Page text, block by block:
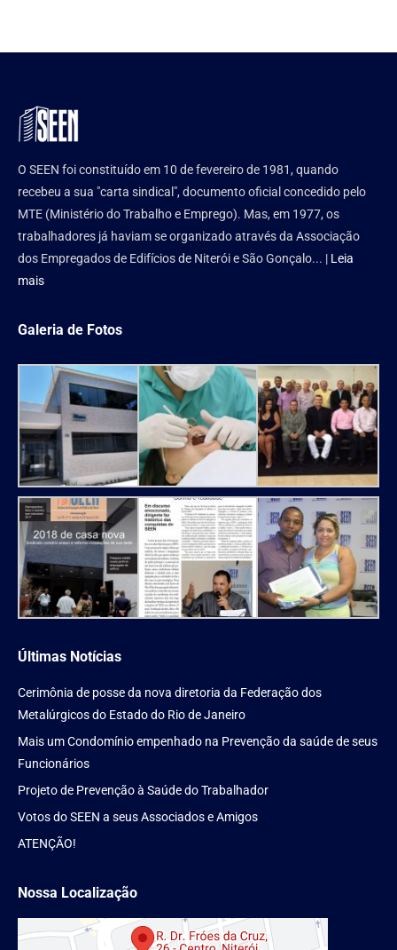
O SEEN foi constituído em 10 de fevereiro de 1981, quando
recebeu a sua "carta sindical", documento oficial concedido pelo
MTE (Ministério do Trabalho e Emprego). Mas, em 1977, os
trabalhadores já haviam se organizado através da Associação
dos Empregados de Edifícios de Niterói e São Gonçalo... | Leia
mais
Galeria de Fotos
Últimas Notícias
Cerimônia de posse da nova diretoria da Federação dos
Metalúrgicos do Estado do Rio de Janeiro
Mais um Condomínio empenhado na Prevenção da saúde de seus
Funcionários
Projeto de Prevenção à Saúde do Trabalhador
Votos do SEEN a seus Associados e Amigos
ATENÇÃO!
Nossa Localização